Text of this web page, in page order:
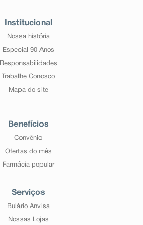
Institucional
Nossa história
Especial 90 Anos
Responsabilidades
Trabalhe Conosco
Mapa do site
Benefícios
Convênio
Ofertas do mês
Farmácia popular
Serviços
Bulário Anvisa
Nossas Lojas